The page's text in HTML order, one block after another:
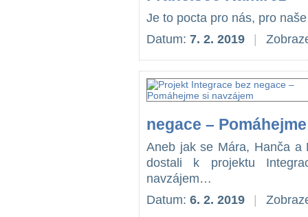
Je to pocta pro nás, pro
Datum: 7. 2. 2019
negace –
Aneb jak se Mára, Hanča a
dostali k projektu
navzájem…
Datum: 6. 2. 2019